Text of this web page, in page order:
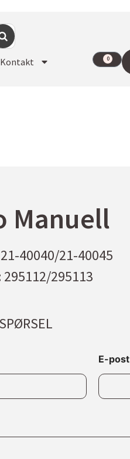
Kontakt 0
Manuell
21-40040/21-40045
295112/295113
E-post